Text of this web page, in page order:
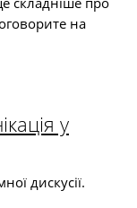
на
у
дискусії.